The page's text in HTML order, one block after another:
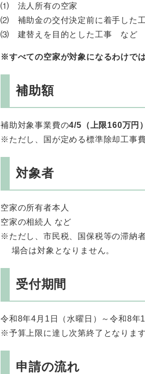
⑴ 法人所有の空家
⑵ 補助金の交付決定前に着手した
⑶ 建替えを目的とした工事 など
※すべての空家が対象になるわけで
補助額
補助対象事業費の4/5（上限160万円）
※ただし、国が定める標準除却工事
対象者
空家の所有者本人
空家の相続人 など
※ただし、市民税、国保税等の滞納
場合は対象となりません。
受付期間
令和8年4月1日（水曜日）～令和8年
※予算上限に達し次第終了となります
申請の流れ